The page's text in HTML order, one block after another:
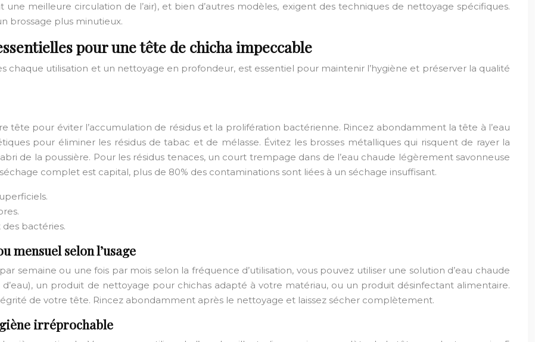
meilleure circulation de l’air), et bien d’autres modèles, exigent des techniques de nettoyage spécifiques.
brossage plus minutieux.
pour une tête de chicha impeccable
utilisation et un nettoyage en profondeur, est essentiel pour maintenir l’hygiène et préserver la qualité
tête pour éviter l’accumulation de résidus et la prolifération bactérienne. Rincez abondamment la tête à l’eau
pour éliminer les résidus de tabac et de mélasse. Évitez les brosses métalliques qui risquent de rayer la
de la poussière. Pour les résidus tenaces, un court trempage dans de l’eau chaude légèrement savonneuse
complet est capital, plus de 80% des contaminations sont liées à un séchage insuffisant.
bactéries.
mensuel selon l’usage
semaine ou une fois par mois selon la fréquence d’utilisation, vous pouvez utiliser une solution d’eau chaude
un produit de nettoyage pour chichas adapté à votre matériau, ou un produit désinfectant alimentaire.
de votre tête. Rincez abondamment après le nettoyage et laissez sécher complètement.
irréprochable